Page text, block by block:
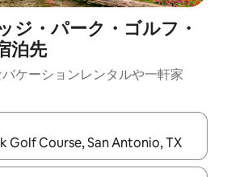
ジ・パーク・ゴルフ・
泊⁠先
ケ⁠ー⁠シ⁠ョ⁠ンレ⁠ン⁠タ⁠ルや一⁠軒⁠家
ら、上下の矢印キーを使って移動するか